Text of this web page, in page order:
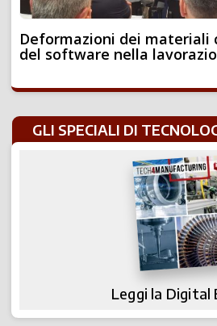
Deformazioni dei materiali
del software nella
GLI SPECIALI DI
Leggi la Digital